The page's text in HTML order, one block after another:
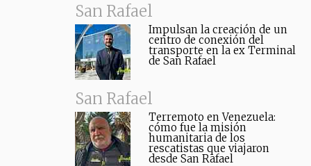
San Rafael
Impulsan la creación de un
centro de conexión del
transporte en la ex Terminal
de San Rafael
San Rafael
Terremoto en Venezuela:
cómo fue la misión
humanitaria de los
rescatistas que viajaron
desde San Rafael